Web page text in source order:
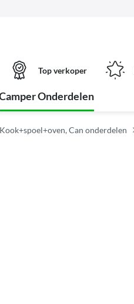
Top verkoper
Onderdelen
Kook+spoel+oven, Can onderdelen